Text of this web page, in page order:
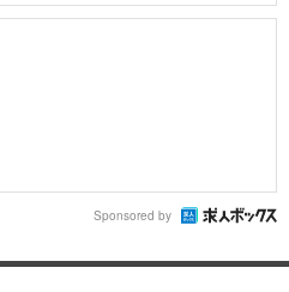
Sponsored by